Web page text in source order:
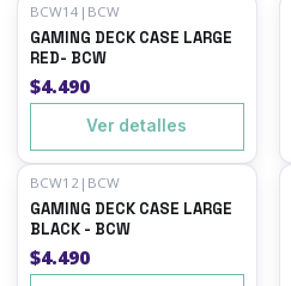
Agotado
BCW14 | BCW
GAMING DECK CASE LARGE
RED- BCW
$4.490
Ver detalles
Agotado
BCW12 | BCW
GAMING DECK CASE LARGE
BLACK - BCW
$4.490